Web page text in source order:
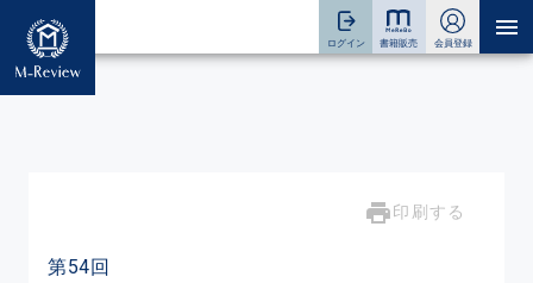
印刷する
第54回